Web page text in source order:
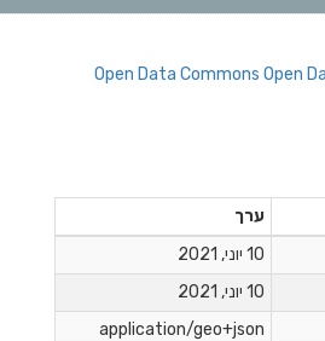
Open Data Commons Open
ערך
10 יוני, 2021
10 יוני, 2021
application/geo+json